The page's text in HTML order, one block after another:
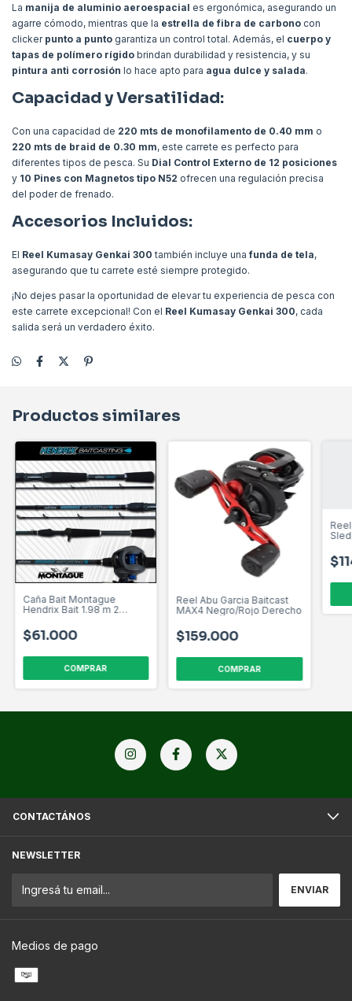
La manija de aluminio aeroespacial es ergonómica, asegurando un
agarre cómodo, mientras que la estrella de fibra de carbono con
clicker punto a punto garantiza un control total. Además, el cuerpo y
tapas de polímero rígido brindan durabilidad y resistencia, y su
pintura anti corrosión lo hace apto para agua dulce y salada.
Capacidad y Versatilidad:
Con una capacidad de 220 mts de monofilamento de 0.40 mm o
220 mts de braid de 0.30 mm, este carrete es perfecto para
diferentes tipos de pesca. Su Dial Control Externo de 12 posiciones
y 10 Pines con Magnetos tipo N52 ofrecen una regulación precisa
del poder de frenado.
Accesorios Incluidos:
El Reel Kumasay Genkai 300 también incluye unafunda de tela,
asegurando que tu carrete esté siempre protegido.
¡No dejes pasar la oportunidad de elevar tu experiencia de pesca con
este carrete excepcional! Con el Reel Kumasay Genkai 300, cada
salida será un verdadero éxito.
Productos similares
Caña Bait Montague
Hendrix Bait 1.98 m 2
Lbs
$61.000
Reel Abu Garcia Baitcast
MAX4 Negro/Rojo Derecho
$159.000
CONTACTÁNOS
NEWSLETTER
Medios de pago